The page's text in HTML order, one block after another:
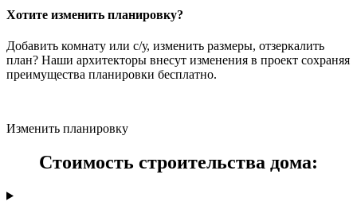
Хотите изменить планировку?
Добавить комнату или с/у, изменить размеры, отзеркалить
план? Наши архитекторы внесут изменения в проект сохраняя
преимущества планировки бесплатно.
Изменить планировку
Стоимость строительства дома: